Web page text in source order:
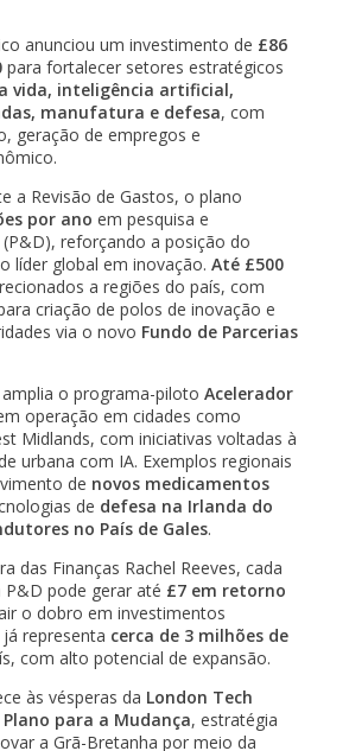
anunciou um investimento de £86
para fortalecer setores estratégicos
vida, inteligência artificial,
manufatura e defesa, com
geração de empregos e
a Revisão de Gastos, o plano
por ano em pesquisa e
reforçando a posição do
líder global em inovação.Até £500
a regiões do país, com
criação de polos de inovação e
via o novo Fundo de Parcerias
o programa-pilotoAcelerador
operação em cidades como
Midlands, com iniciativas voltadas à
urbana com IA. Exemplos regionais
de novos medicamentos
de defesa na Irlanda do
no País de Gales.
das Finanças Rachel Reeves, cada
P&D pode gerar até £7 em retorno
o dobro em investimentos
representa cerca de 3 milhões de
com alto potencial de expansão.
às vésperas da London Tech
Plano para a Mudança, estratégia
a Grã-Bretanha por meio da